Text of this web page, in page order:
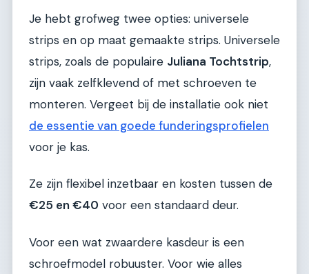
Je hebt grofweg twee opties: universele
strips en op maat gemaakte strips. Universele
strips, zoals de populaire Juliana Tochtstrip,
zijn vaak zelfklevend of met schroeven te
monteren. Vergeet bij de installatie ook niet
de essentie van goede funderingsprofielen
voor je kas.
Ze zijn flexibel inzetbaar en kosten tussen de
€25 en €40 voor een standaard deur.
Voor een wat zwaardere kasdeur is een
schroefmodel robuuster. Voor wie alles